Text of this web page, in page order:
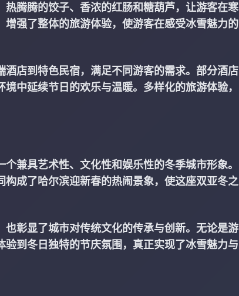
腾腾的饺子、香浓的红肠和糖葫芦，让游客在寒
强了整体的旅游体验，使游客在感受冰雪魅力的
店到特色民宿，满足不同游客的需求。部分酒店
中延续节日的欢乐与温暖。多样化的旅游体验，
兼具艺术性、文化性和娱乐性的冬季城市形象。
成了哈尔滨迎新春的热闹景象，使这座双亚冬之
彰显了城市对传统文化的传承与创新。无论是游
到冬日独特的节庆氛围，真正实现了冰雪魅力与